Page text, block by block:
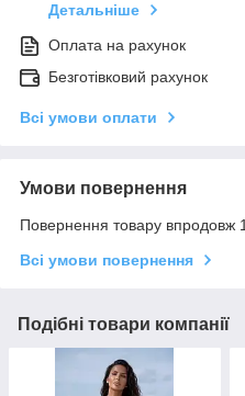
Детальніше
Оплата на рахунок
Безготівковий рахунок
Всі умови оплати
Умови повернення
Повернення товару впродовж
Всі умови повернення
Подібні товари компанії